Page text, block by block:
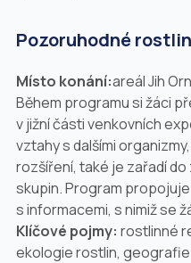
Pozoruhodné
Místo konání:areál Jih
Během programu si žáci
v jižní části venkovních
vztahy s dalšími
rozšíření, také je zařadí
skupin. Program
s informacemi, s nimiž se
Klíčové pojmy: rostlinné
ekologie rostlin, geografie